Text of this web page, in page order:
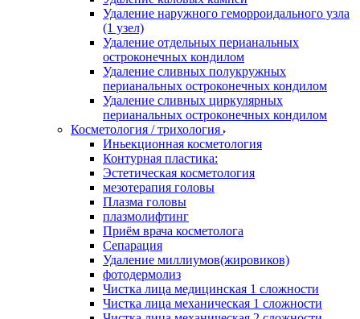
Удаление наружного геморроидального узла
(1 узел)
Удаление отдельных перианальных
остроконечных кондилом
Удаление сливных полукружных
перианальных остроконечных кондилом
Удаление сливных циркулярных
перианальных остроконечных кондилом
Косметология / трихология
Иньекционная косметология
Контурная пластика:
Эстетическая косметология
мезотерапия головы
Плазма головы
плазмолифтинг
Приём врача косметолога
Сепарация
Удаление миллиумов(жировиков)
фотодермолиз
Чистка лица медицинская 1 сложности
Чистка лица механическая 1 сложности